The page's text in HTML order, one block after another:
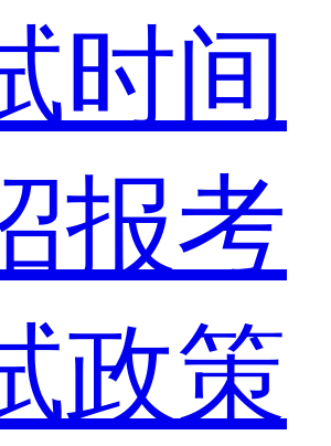
时间
报考
政策